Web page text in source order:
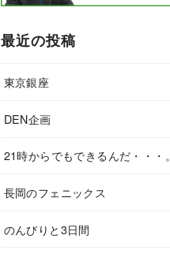
最近の投稿
東京銀座
DEN企画
21時からでもできるんだ・・・。
長岡のフェニックス
のんびりと3日間